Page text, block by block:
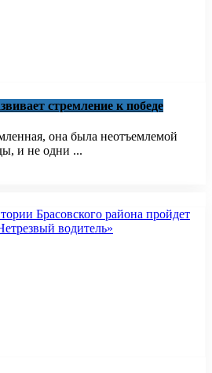
стремление к победе
она была неотъемлемой
и не одни ...